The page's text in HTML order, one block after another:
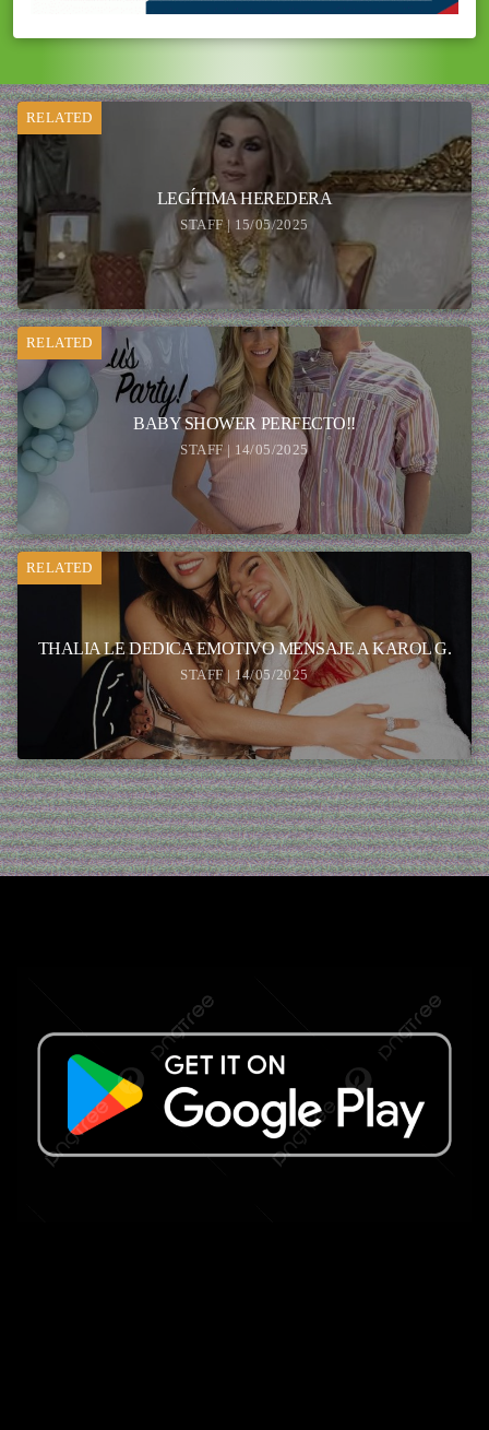
RELATED
LEGÍTIMA HEREDERA
STAFF | 15/05/2025
RELATED
BABY SHOWER PERFECTO!!
STAFF | 14/05/2025
RELATED
THALIA LE DEDICA EMOTIVO MENSAJE A KAROL G.
STAFF | 14/05/2025